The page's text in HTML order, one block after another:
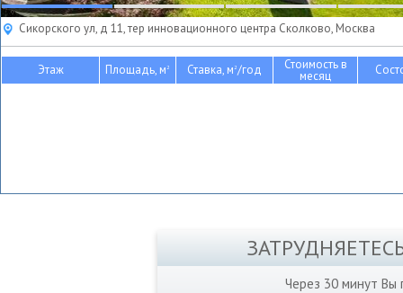
Сикорского ул, д 11, тер инновационного центра Сколково, Москва
Этаж Площадь, м2 Ставка, м2/год Стоимость в
месяц
Через 30 минут Вы